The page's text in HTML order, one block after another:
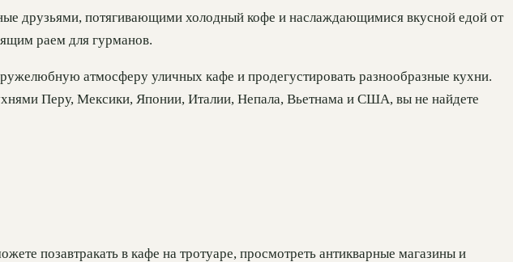
друзьями, потягивающими холодный кофе и наслаждающимися вкусной едой от
раем для гурманов.
атмосферу уличных кафе и продегустировать разнообразные кухни.
Перу, Мексики, Японии, Италии, Непала, Вьетнама и США, вы не найдете
позавтракать в кафе на тротуаре, просмотреть антикварные магазины и